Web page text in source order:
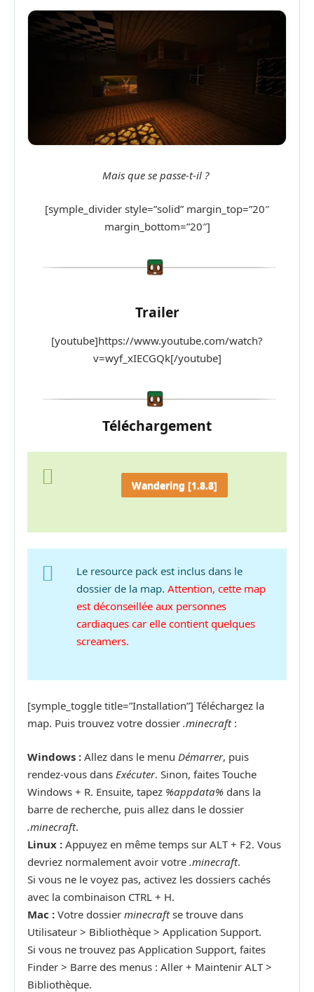
Mais que se passe-t-il ?
[symple_divider style=”solid” margin_top=”20″
margin_bottom=”20″]
Trailer
[youtube]https://www.youtube.com/watch?
v=wyf_xIECGQk[/youtube]
Téléchargement
Wandering [1.8.8]
Le resource pack est inclus dans le
dossier de la map. Attention, cette map
est déconseillée aux personnes
cardiaques car elle contient quelques
screamers.
[symple_toggle title=”Installation”] Téléchargez la
map. Puis trouvez votre dossier .minecraft:
Windows : Allez dans le menu Démarrer, puis
rendez-vous dans Exécuter. Sinon, faites Touche
Windows + R. Ensuite, tapez %appdata% dans la
barre de recherche, puis allez dans le dossier
.minecraft.
Linux : Appuyez en même temps sur ALT + F2. Vous
devriez normalement avoir votre .minecraft.
Si vous ne le voyez pas, activez les dossiers cachés
avec la combinaison CTRL + H.
Mac : Votre dossier minecraftse trouve dans
Utilisateur > Bibliothèque > Application Support.
Si vous ne trouvez pas Application Support, faites
Finder > Barre des menus : Aller + Maintenir ALT >
Bibliothèque.